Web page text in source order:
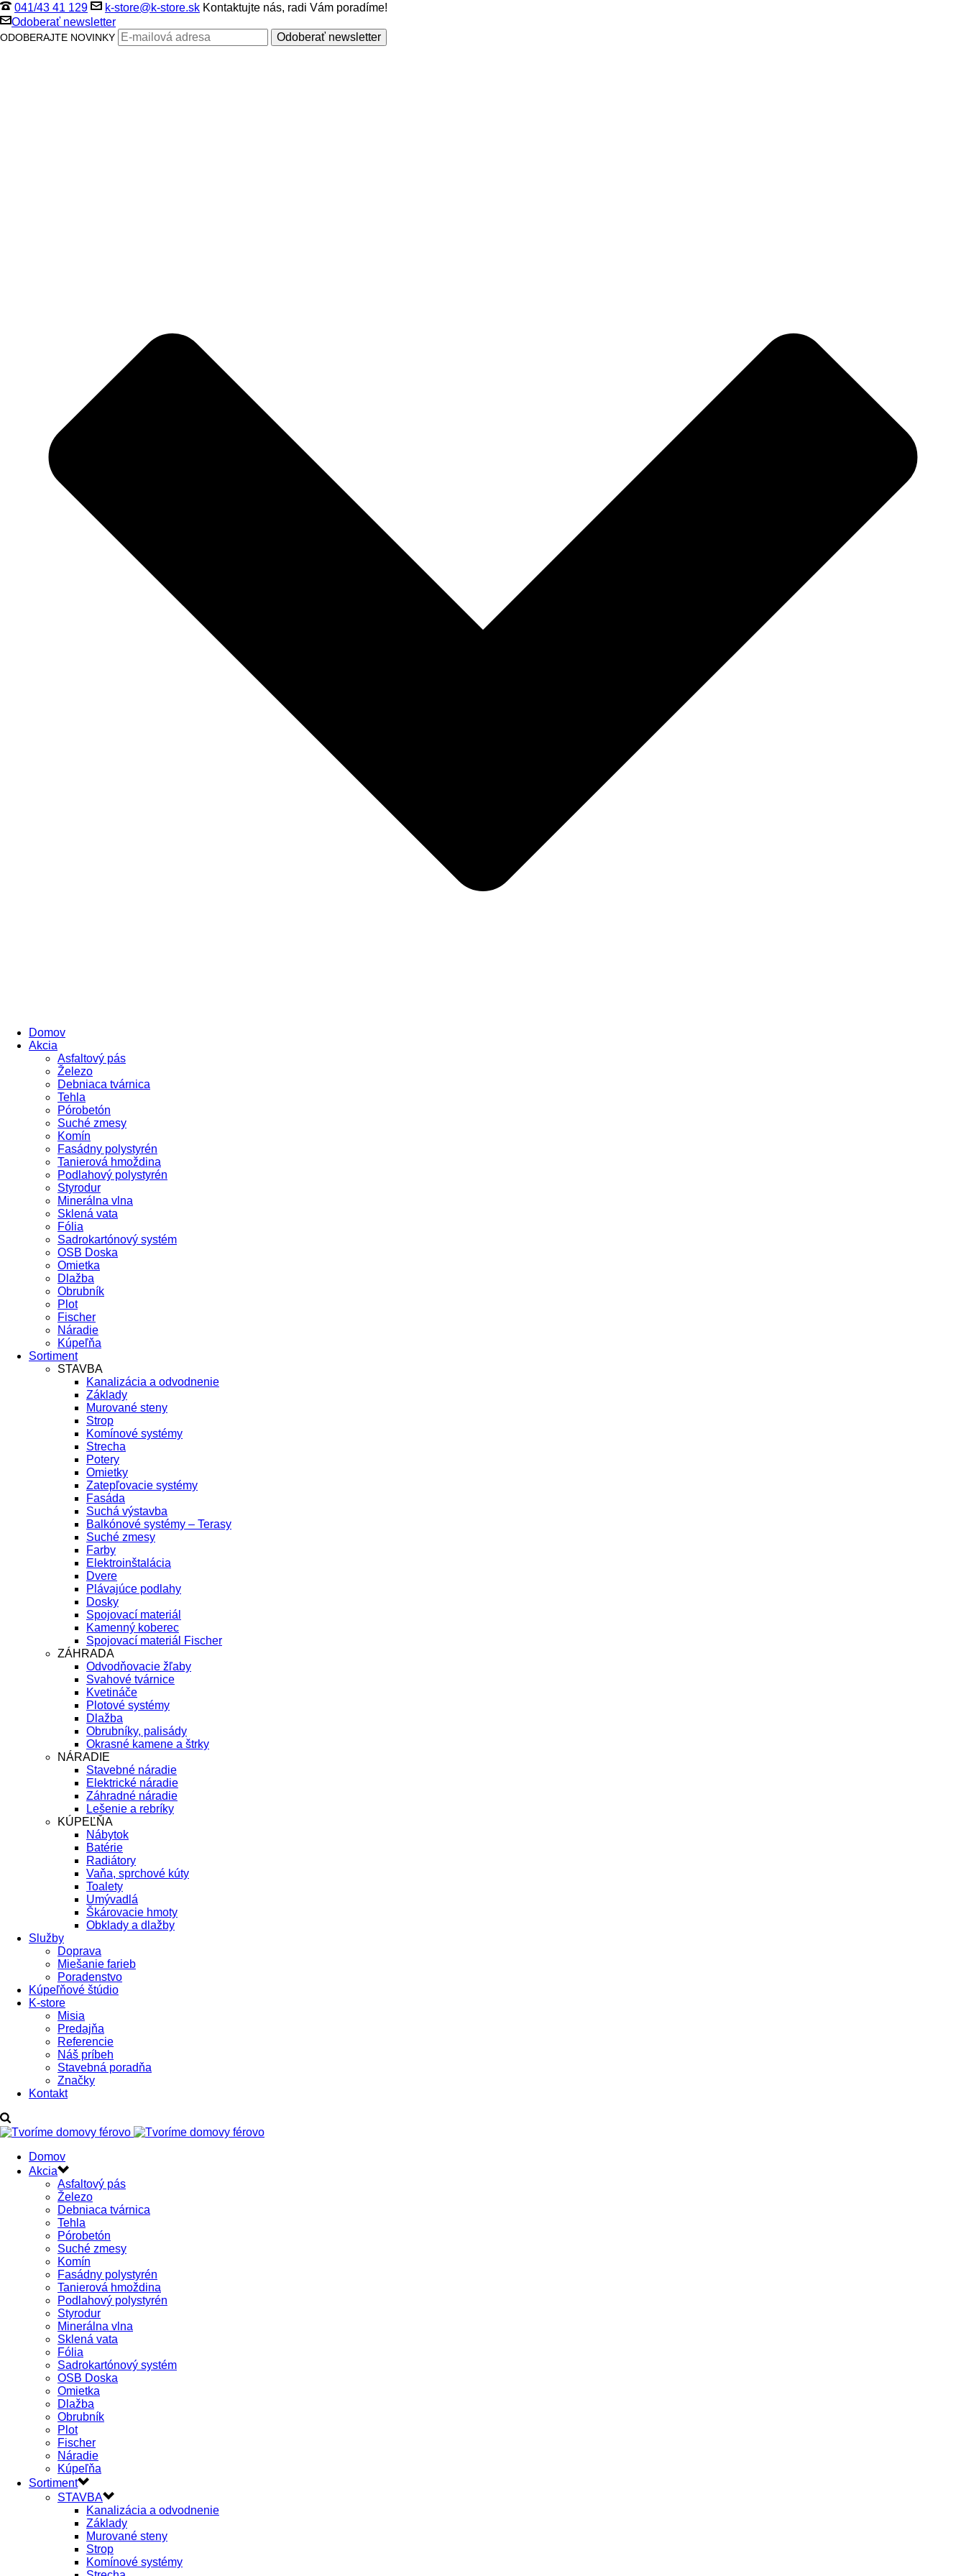
041/43 41 129 k-store@k-store.sk Kontaktujte nás, radi Vám poradíme!
Odoberať newsletter
ODOBERAJTE NOVINKY
Domov
Akcia
Asfaltový pás
Železo
Debniaca tvárnica
Tehla
Pórobetón
Suché zmesy
Komín
Fasádny polystyrén
Tanierová hmoždina
Podlahový polystyrén
Styrodur
Minerálna vlna
Sklená vata
Fólia
Sadrokartónový systém
OSB Doska
Omietka
Dlažba
Obrubník
Plot
Fischer
Náradie
Kúpeľňa
Sortiment
STAVBA
Kanalizácia a odvodnenie
Základy
Murované steny
Strop
Komínové systémy
Strecha
Potery
Omietky
Zatepľovacie systémy
Fasáda
Suchá výstavba
Balkónové systémy – Terasy
Suché zmesy
Farby
Elektroinštalácia
Dvere
Plávajúce podlahy
Dosky
Spojovací materiál
Kamenný koberec
Spojovací materiál Fischer
ZÁHRADA
Odvodňovacie žľaby
Svahové tvárnice
Kvetináče
Plotové systémy
Dlažba
Obrubníky, palisády
Okrasné kamene a štrky
NÁRADIE
Stavebné náradie
Elektrické náradie
Záhradné náradie
Lešenie a rebríky
KÚPEĽŇA
Nábytok
Batérie
Radiátory
Vaňa, sprchové kúty
Toalety
Umývadlá
Škárovacie hmoty
Obklady a dlažby
Služby
Doprava
Miešanie farieb
Poradenstvo
Kúpeľňové štúdio
K-store
Misia
Predajňa
Referencie
Náš príbeh
Stavebná poradňa
Značky
Kontakt
Domov
Akcia
Asfaltový pás
Železo
Debniaca tvárnica
Tehla
Pórobetón
Suché zmesy
Komín
Fasádny polystyrén
Tanierová hmoždina
Podlahový polystyrén
Styrodur
Minerálna vlna
Sklená vata
Fólia
Sadrokartónový systém
OSB Doska
Omietka
Dlažba
Obrubník
Plot
Fischer
Náradie
Kúpeľňa
Sortiment
STAVBA
Kanalizácia a odvodnenie
Základy
Murované steny
Strop
Komínové systémy